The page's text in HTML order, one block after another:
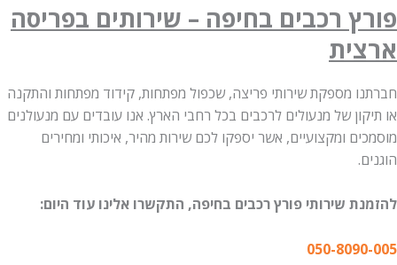
פורץ רכבים בחיפה – שירותים בפריסה
ארצית
חברתנו מספקת שירותי פריצה, שכפול מפתחות, קידוד מפתחות והתקנה
או תיקון של מנעולים לרכבים בכל רחבי הארץ. אנו עובדים עם מנעולנים
מוסמכים ומקצועיים, אשר יספקו לכם שירות מהיר, איכותי ומחירים
הוגנים.
להזמנת שירותי פורץ רכבים בחיפה, התקשרו אלינו עוד היום:
050-8090-005